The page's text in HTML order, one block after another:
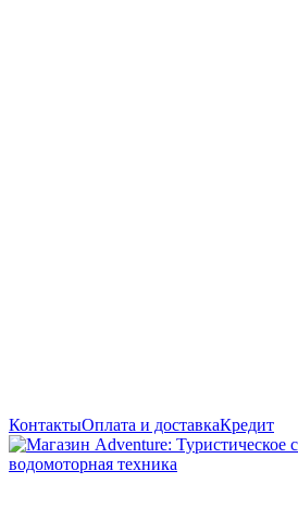
КонтактыОплата и доставкаКредит